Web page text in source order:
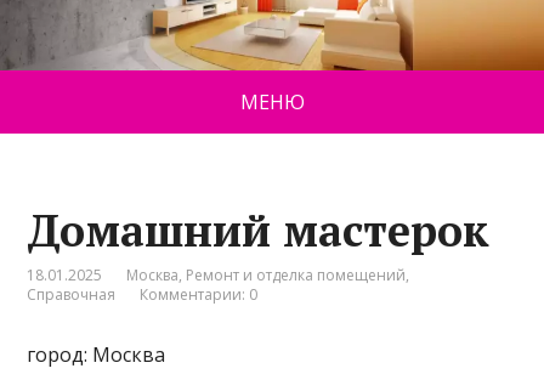
МЕНЮ
Домашний мастерок
18.01.2025 Москва, Ремонт и отделка помещений,
Справочная
Комментарии: 0
город: Москва